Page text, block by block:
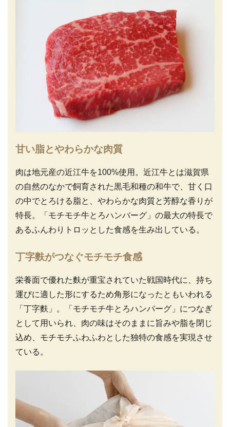
甘い脂とやわらかな肉質
肉は地元産の近江牛を100%使用。近江牛とは滋賀県
の自然のなかで飼育された黒毛和種の和牛で、甘く口
の中でとろける脂と、やわらかな肉質と芳醇な香りが
特長。「モチモチ牛とろハンバーグ」の最大の特長で
あるふんわりトロッとした食感を生み出している。
丁字麩がつなぐモチモチ食感
栄養面で優れた麩が重宝されていた戦国時代に、持ち
運びに適した形にするため角形になったともいわれる
「丁字麩」。「モチモチ牛とろハンバーグ」につなぎ
として用いられ、肉の味はそのままに旨みや脂を閉じ
込め、モチモチふわふわとした独特の食感を実現させ
ている。